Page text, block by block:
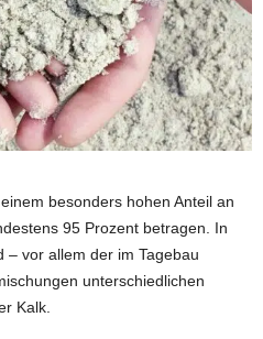
besonders hohen Anteil an
95 Prozent betragen. In
– vor allem der im Tagebau
unterschiedlichen
Kalk.